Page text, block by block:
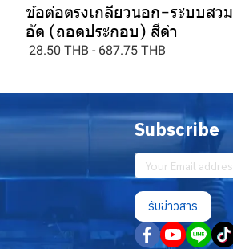
ข้อต่อตรงเกลียวนอก-ระบบสวม
อัด (ถอดประกอบ) สีดำ
28.50 THB - 687.75 THB
Subscribe
รับข่าวสาร